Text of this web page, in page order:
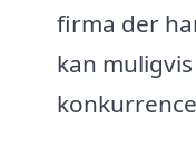
firma der
kan